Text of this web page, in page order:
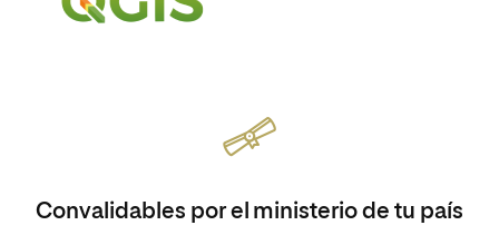
Convalidables por el ministerio de tu país